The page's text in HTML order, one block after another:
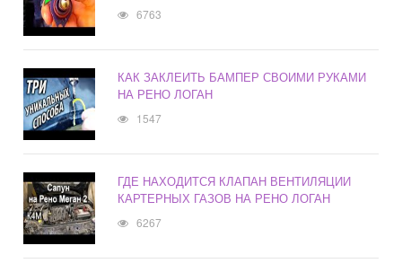
6763
КАК ЗАКЛЕИТЬ БАМПЕР СВОИМИ РУКАМИ
НА РЕНО ЛОГАН
1547
ГДЕ НАХОДИТСЯ КЛАПАН ВЕНТИЛЯЦИИ
КАРТЕРНЫХ ГАЗОВ НА РЕНО ЛОГАН
6267